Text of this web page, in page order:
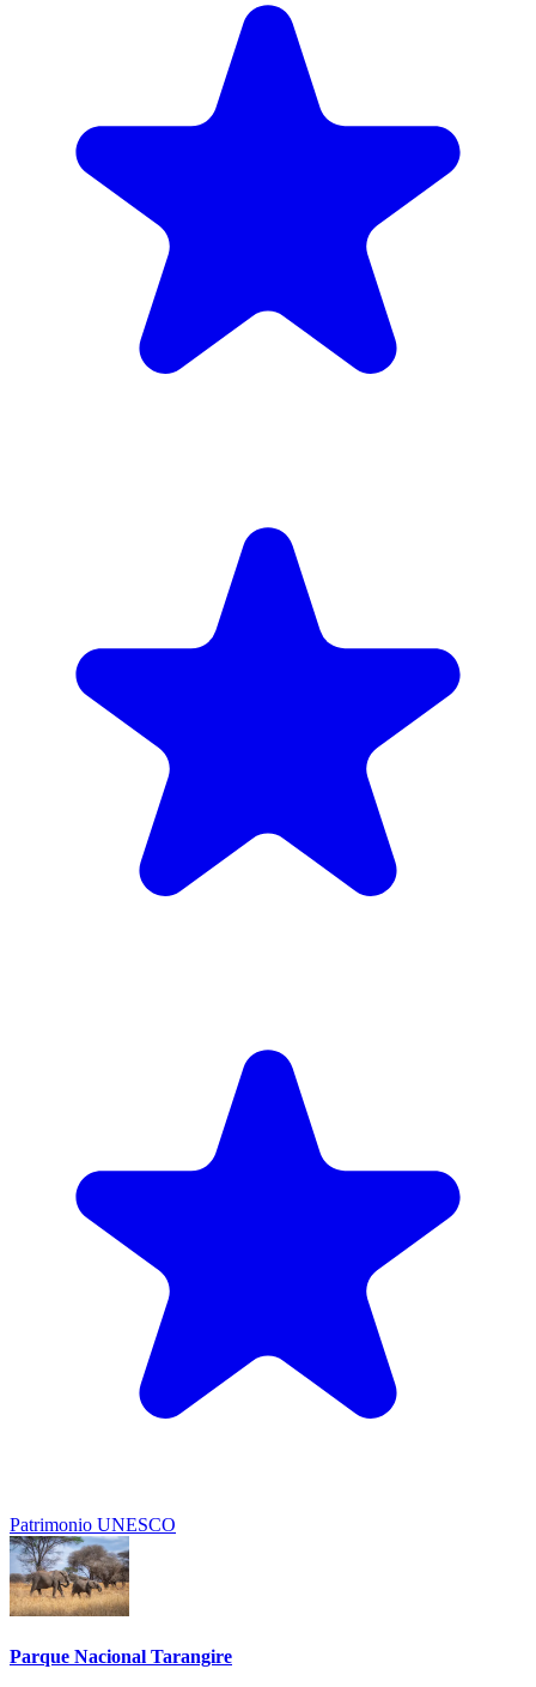
Patrimonio UNESCO
Parque Nacional Tarangire